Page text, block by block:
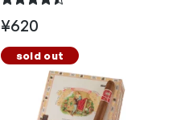
¥620
sold out